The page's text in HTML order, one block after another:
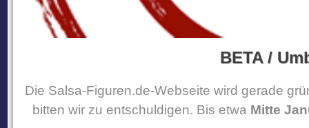
BETA /
Die Salsa-Figuren.de-Webseite wird gerade
bitten wir zu entschuldigen. Bis etwa Mitte